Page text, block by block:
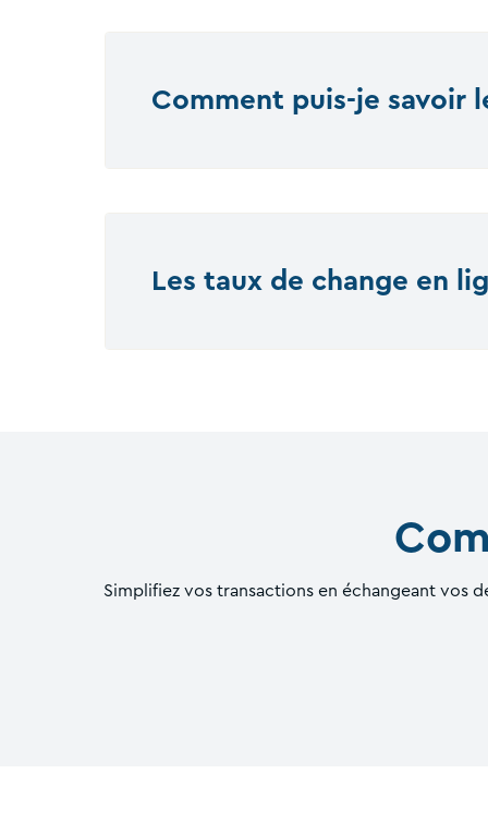
Comment puis-je savoir
Les taux de change en
Simplifiez vos transactions en échangeant vos